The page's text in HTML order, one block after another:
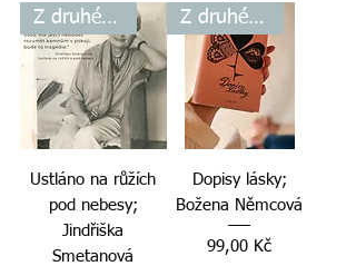
Z druhé ruky
Ustláno na růžích
pod nebesy;
Jindřiška
Smetanová
Z druhé ruky
Dopisy lásky;
Božena Němcová
Cena
99,00 Kč